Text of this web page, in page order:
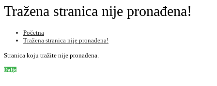
Tražena stranica nije pronađena!
Početna
Tražena stranica nije pronađena!
Stranica koju tražite nije pronađena.
Dalje